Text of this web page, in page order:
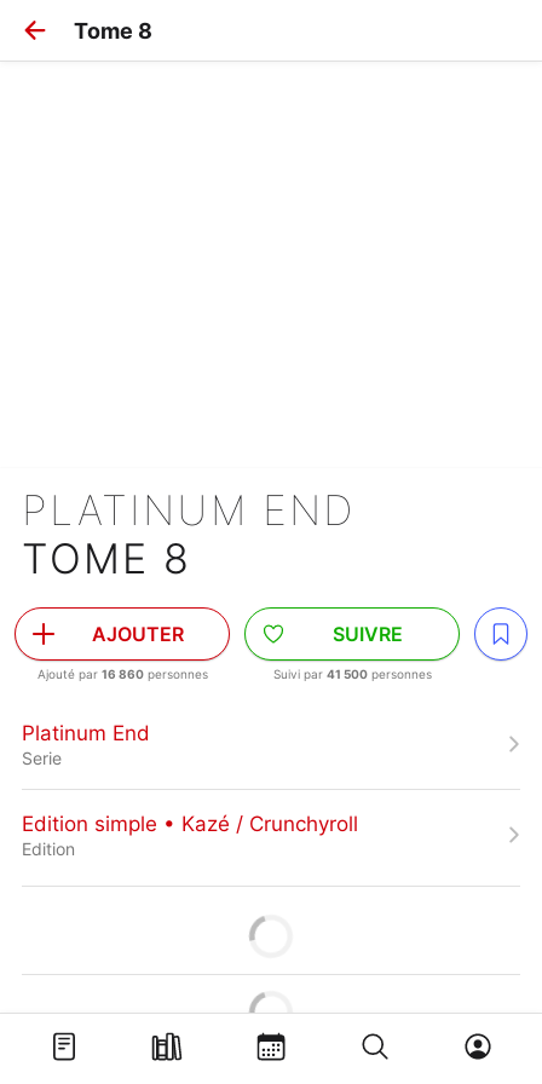
Tome 8
PLATINUM END
TOME 8
AJOUTER
Ajouté par 16 860personnes
SUIVRE
Suivi par 41 500personnes
Platinum End
Serie
Edition simple • Kazé / Crunchyroll
Edition